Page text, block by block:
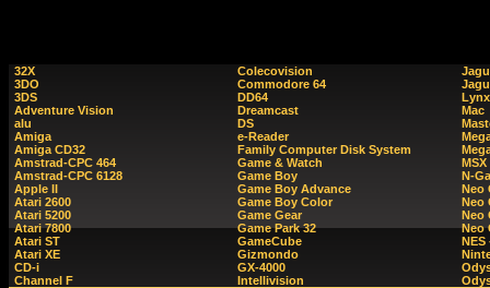
32X
3DO
3DS
Adventure Vision
alu
Amiga
Amiga CD32
Amstrad-CPC 464
Amstrad-CPC 6128
Apple II
Atari 2600
Atari 5200
Atari 7800
Atari ST
Atari XE
CD-i
Channel F
Colecovision
Commodore 64
DD64
Dreamcast
DS
e-Reader
Family Computer Disk System
Game & Watch
Game Boy
Game Boy Advance
Game Boy Color
Game Gear
Game Park 32
GameCube
Gizmondo
GX-4000
Intellivision
Lynx
Mac
MSX
N-
Neo
Neo
Neo
Neo
NES